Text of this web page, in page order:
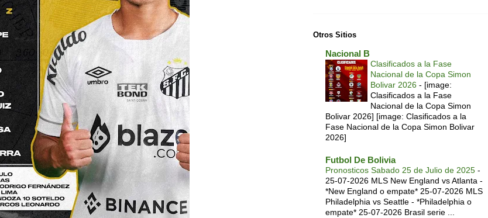
Otros Sitios
Nacional B
Clasificados a la Fase
Nacional de la Copa Simon
Bolivar 2026 - [image:
Clasificados a la Fase
Nacional de la Copa Simon
Bolivar 2026] [image: Clasificados a la
Fase Nacional de la Copa Simon Bolivar
2026]
Futbol De Bolivia
Pronosticos Sabado 25 de Julio de 2025 -
25-07-2026 MLS New England vs Atlanta -
*New England o empate* 25-07-2026 MLS
Philadelphia vs Seattle - *Philadelphia o
empate* 25-07-2026 Brasil serie ...